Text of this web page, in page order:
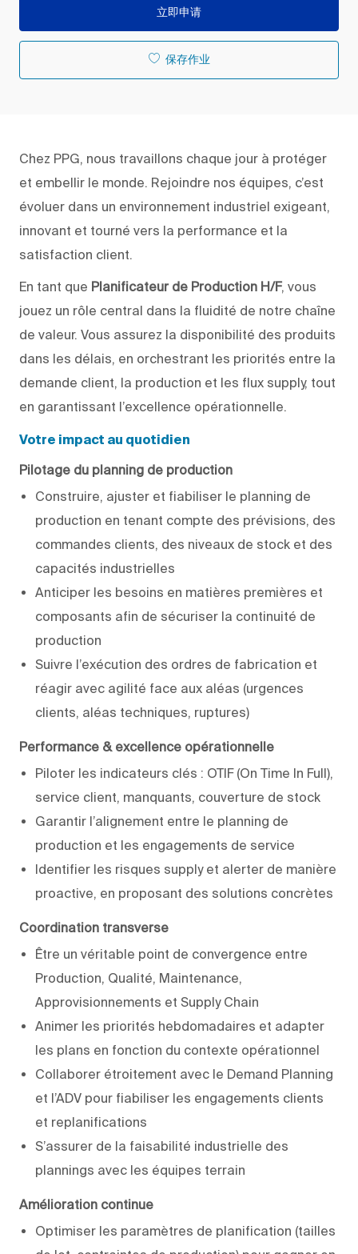
立即申请
保存作业
Chez PPG, nous travaillons chaque jour à protéger
et embellir le monde. Rejoindre nos équipes, c’est
évoluer dans un environnement industriel exigeant,
innovant et tourné vers la performance et la
satisfaction client.
En tant que Planificateur de Production H/F, vous
jouez un rôle central dans la fluidité de notre chaîne
de valeur. Vous assurez la disponibilité des produits
dans les délais, en orchestrant les priorités entre la
demande client, la production et les flux supply, tout
en garantissant l’excellence opérationnelle.
Votre impact au quotidien
Pilotage du planning de production
Construire, ajuster et fiabiliser le planning de
production en tenant compte des prévisions, des
commandes clients, des niveaux de stock et des
capacités industrielles
Anticiper les besoins en matières premières et
composants afin de sécuriser la continuité de
production
Suivre l’exécution des ordres de fabrication et
réagir avec agilité face aux aléas (urgences
clients, aléas techniques, ruptures)
Performance & excellence opérationnelle
Piloter les indicateurs clés : OTIF (On Time In Full),
service client, manquants, couverture de stock
Garantir l’alignement entre le planning de
production et les engagements de service
Identifier les risques supply et alerter de manière
proactive, en proposant des solutions concrètes
Coordination transverse
Être un véritable point de convergence entre
Production, Qualité, Maintenance,
Approvisionnements et Supply Chain
Animer les priorités hebdomadaires et adapter
les plans en fonction du contexte opérationnel
Collaborer étroitement avec le Demand Planning
et l’ADV pour fiabiliser les engagements clients
et replanifications
S’assurer de la faisabilité industrielle des
plannings avec les équipes terrain
Amélioration continue
Optimiser les paramètres de planification (tailles